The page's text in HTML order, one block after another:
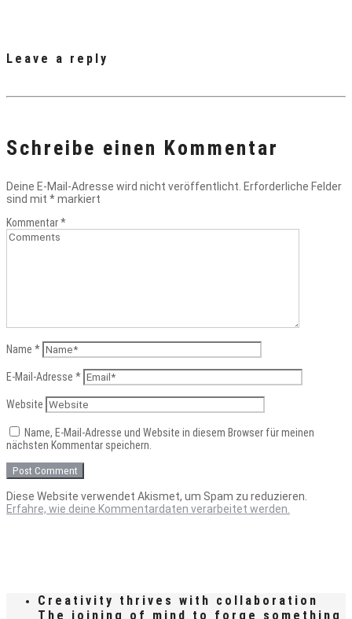
Leave a reply
Schreibe einen Kommentar
Deine E-Mail-Adresse wird nicht veröffentlicht. Erforderliche Felder
sind mit *markiert
Kommentar*
Name *
E-Mail-Adresse *
Website
Name, E-Mail-Adresse und Website in diesem Browser für meinen
nächsten Kommentar speichern.
Diese Website verwendet Akismet, um Spam zu reduzieren.
Erfahre, wie deine Kommentardaten verarbeitet werden.
Creativity thrives with collaboration
The joining of mind to forge something